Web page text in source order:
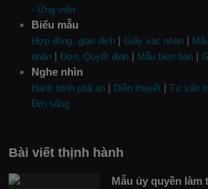
- Ứng viên
Biểu mẫu
Hợp đồng, giao dịch | Giấy xác nhận |
nhận | Đơn, Quyết định | Mẫu biên bản |
Nghe nhìn
Hành trình phá án | Diễn thuyết | Tư vấn
Đời sống
Bài viết thịnh hành
Mẫu ủy quyền làm